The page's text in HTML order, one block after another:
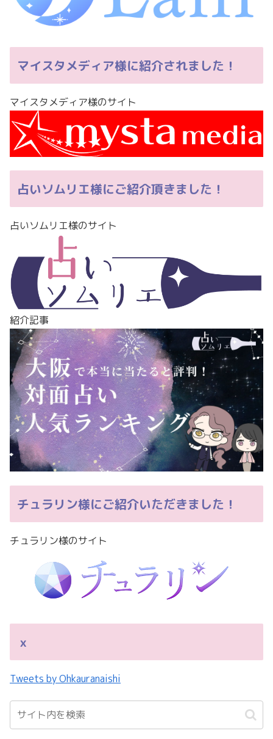
マイスタメディア様に紹介されました！
マイスタメディア様のサイト
占いソムリエ様にご紹介頂きました！
占いソムリエ様のサイト
紹介記事
チュラリン様にご紹介いただきました！
チュラリン様のサイト
ｘ
Tweets by Ohkauranaishi